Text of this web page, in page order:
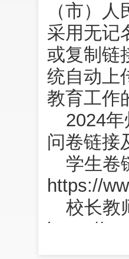
（市）
采用无记
或复制链
统自动上
教育工作
2024
问卷链接
学生卷
https://
校长教
https://